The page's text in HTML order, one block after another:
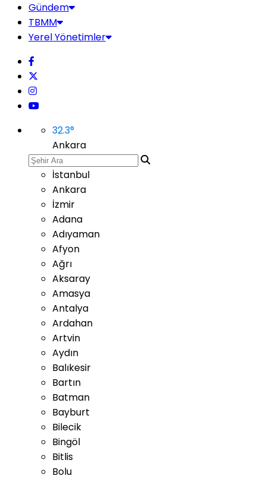
Gündem
TBMM
Yerel Yönetimler
32.3°
Ankara
İstanbul
Ankara
İzmir
Adana
Adıyaman
Afyon
Ağrı
Aksaray
Amasya
Antalya
Ardahan
Artvin
Aydın
Balıkesir
Bartın
Batman
Bayburt
Bilecik
Bingöl
Bitlis
Bolu